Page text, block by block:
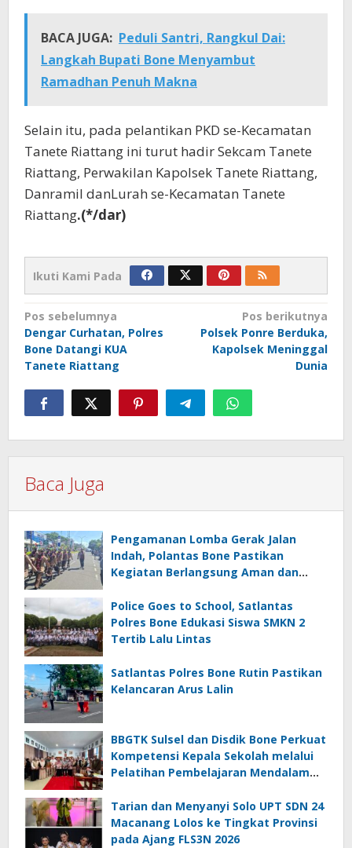
BACA JUGA: Peduli Santri, Rangkul Dai:
Langkah Bupati Bone Menyambut
Ramadhan Penuh Makna
Selain itu, pada pelantikan PKD se-Kecamatan
Tanete Riattang ini turut hadir Sekcam Tanete
Riattang, Perwakilan Kapolsek Tanete Riattang,
Danramil danLurah se-Kecamatan Tanete
Riattang.(*/dar)
Ikuti Kami Pada
Navigasi
pos
Pos sebelumnya
Dengar Curhatan, Polres
Bone Datangi KUA
Tanete Riattang
Pos berikutnya
Polsek Ponre Berduka,
Kapolsek Meninggal
Dunia
Baca Juga
Pengamanan Lomba Gerak Jalan
Indah, Polantas Bone Pastikan
Kegiatan Berlangsung Aman dan
Police Goes to School, Satlantas
Polres Bone Edukasi Siswa SMKN 2
Tertib Lalu Lintas
Satlantas Polres Bone Rutin Pastikan
Kelancaran Arus Lalin
BBGTK Sulsel dan Disdik Bone Perkuat
Kompetensi Kepala Sekolah melalui
Pelatihan Pembelajaran Mendalam
Tarian dan Menyanyi Solo UPT SDN 24
Macanang Lolos ke Tingkat Provinsi
pada Ajang FLS3N 2026